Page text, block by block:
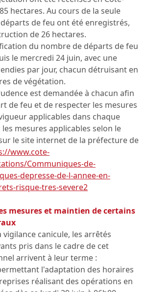
hectares. Au cours de la seule
départs de feu ont été enregistrés,
de 26 hectares.
du nombre de départs de feu
le mercredi 24 juin, avec une
par jour, chacun détruisant en
de végétation.
est demandée à chacun afin
de feu et de respecter les mesures
applicables dans chaque
mesures applicables selon le
le site internet de la préfecture de
www.cote-
Communiques-de-
depresse-de-l-annee-en-
risque-tres-severe2
mesures et maintien de certains
vigilance canicule, les arrêtés
pris dans le cadre de cet
arrivent à leur terme :
l'adaptation des horaires
réalisant des opérations en